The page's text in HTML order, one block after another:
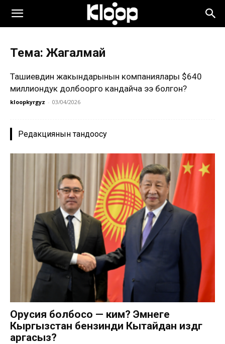
Тема: Жагалмай
Ташиевдин жакындарынын компаниялары $640
миллиондук долбоорго кандайча ээ болгон?
kloopkyrgyz - 03/04/2026
Редакциянын тандоосу
Орусия болбосо — ким? Эмнеге
Кыргызстан бензинди Кытайдан издөөгө
аргасыз?